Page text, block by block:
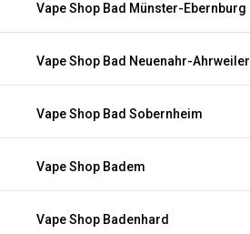
Vape Shop Bad Münster-Ebernburg
Vape Shop Bad Neuenahr-Ahrweiler
Vape Shop Bad Sobernheim
Vape Shop Badem
Vape Shop Badenhard